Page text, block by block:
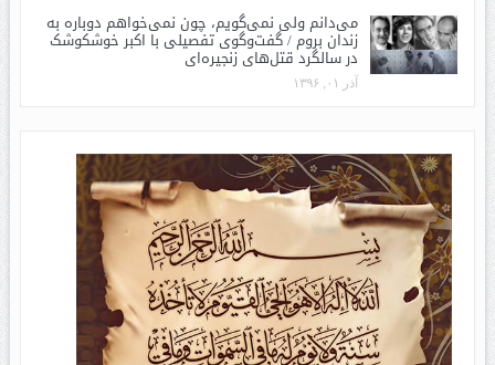
می‌دانم ولی نمی‌گویم، چون نمی‌خواهم دوباره به
زندان بروم / گفت‌وگوی تفصیلی با اکبر خوشکوشک
در سالگرد قتل‌های زنجیره‌ای
آذر ۰۱, ۱۳۹۶